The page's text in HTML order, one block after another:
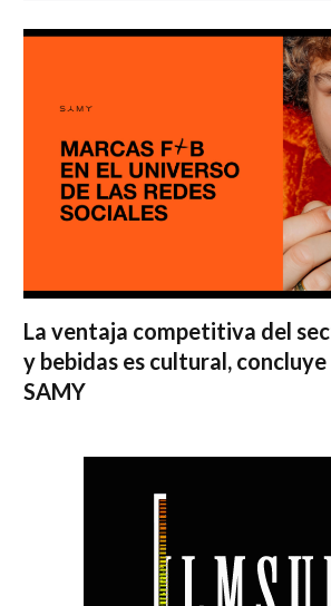
La ventaja competitiva del
y bebidas es cultural,
SAMY